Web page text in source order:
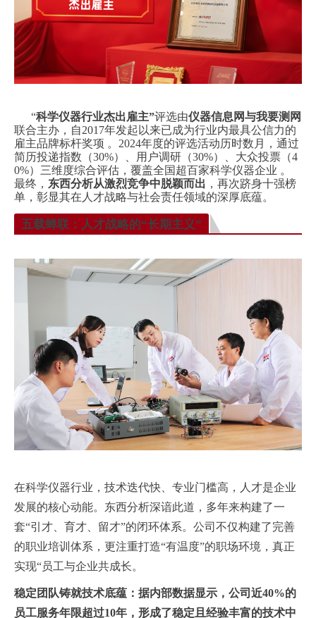
“科学仪器行业杰出雇主”评选由仪器信息网与我要测网
联合主办，自2017年发起以来已成为行业内最具公信力的
雇主品牌标杆奖项 。2024年度的评选活动历时数月，通过
简历投递指数（30%）、用户调研（30%）、大众投票（4
0%）三维度综合评估，覆盖全国超百家科学仪器企业 。
最终， 东西分析从激烈竞争中脱颖而出 ，再次跻身十强榜
单，彰显其在人才战略与社会责任领域的深厚底蕴。
五载蝉联：人才战略的“长期主义”
在科学仪器行业，技术迭代快、专业门槛高，人才是企业
发展的核心动能。东西分析深谙此道，多年来构建了一
套“引才、育才、留才”的闭环体系。公司不仅构建了完善
的职业培训体系，更注重打造“有温度”的职场环境，真正
实现“员工与企业共成长。
稳定团队铸就技术底蕴： 据内部数据显示，公司近40%的
员工服务年限超过10年，形成了稳定且经验丰富的技术中